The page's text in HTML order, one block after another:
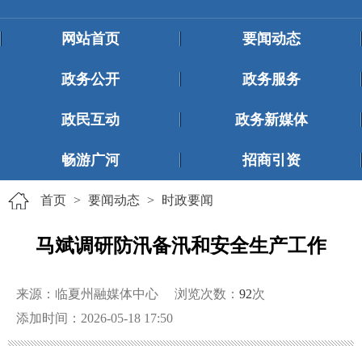
网站首页 要闻动态
政务公开 政务服务
政民互动 政务新媒体
畅游广河 招商引资
首页 > 要闻动态 > 时政要闻
马斌调研防汛备汛和安全生产工作
来源：临夏州融媒体中心 浏览次数： 92次
添加时间：2026-05-18 17:50